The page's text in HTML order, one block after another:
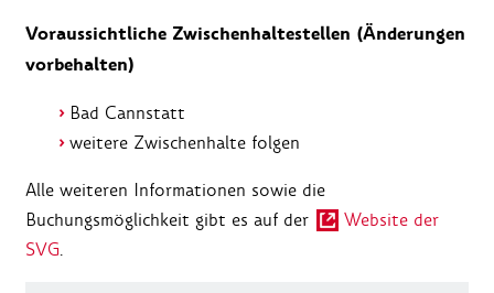
Voraussichtliche Zwischenhaltestellen (Änderungen
vorbehalten)
Bad Cannstatt
weitere Zwischenhalte folgen
Alle weiteren Informationen sowie die
Buchungsmöglichkeit gibt es auf der
Website der
SVG.